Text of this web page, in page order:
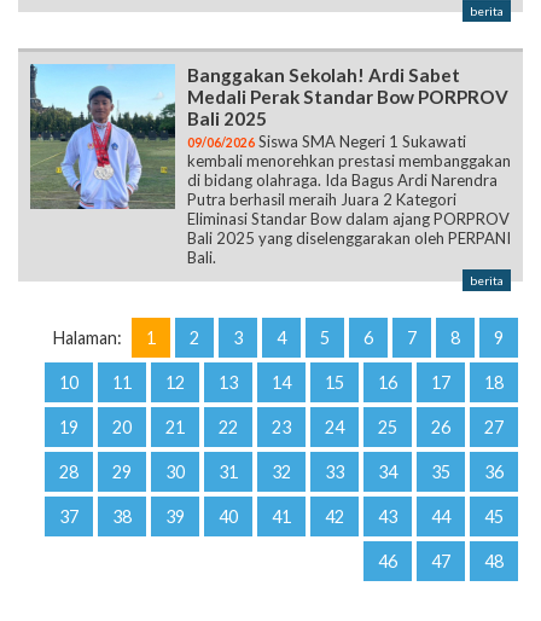
berita
Banggakan Sekolah! Ardi Sabet
Medali Perak Standar Bow PORPROV
Bali 2025
09/06/2026 Siswa SMA Negeri 1 Sukawati
kembali menorehkan prestasi membanggakan
di bidang olahraga. Ida Bagus Ardi Narendra
Putra berhasil meraih Juara 2 Kategori
Eliminasi Standar Bow dalam ajang PORPROV
Bali 2025 yang diselenggarakan oleh PERPANI
Bali.
berita
Halaman: 1 2 3 4 5 6 7 8 9
10 11 12 13 14 15 16 17 18
19 20 21 22 23 24 25 26 27
28 29 30 31 32 33 34 35 36
37 38 39 40 41 42 43 44 45
46 47 48